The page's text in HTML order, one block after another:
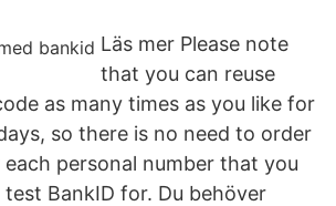
Läs mer Please note
that you can reuse
as many times as you like for
so there is no need to order
personal number that you
BankID for. Du behöver